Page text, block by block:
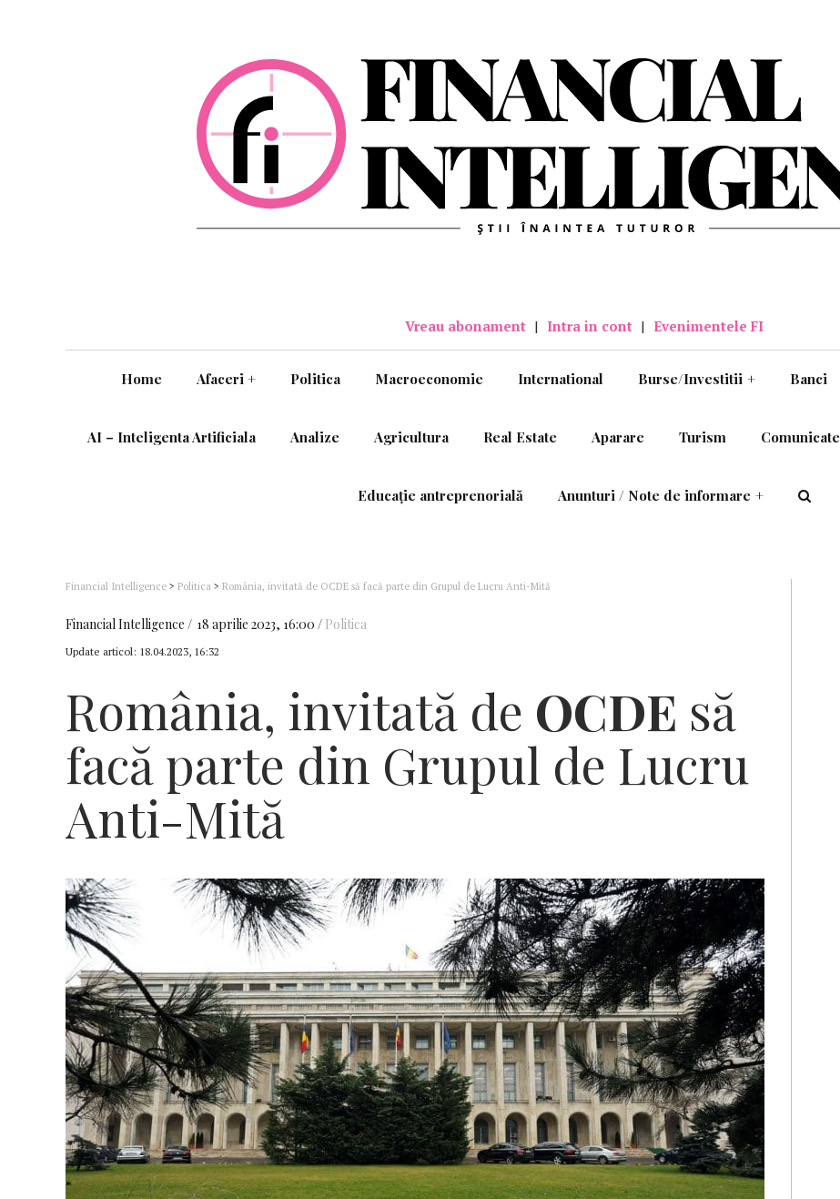
Vreau abonament | Intra in cont | Evenimentele FI
Home Afaceri + Politica Macroeconomie International Burse/Investitii + Banci
AI – Inteligenta Artificiala Analize Agricultura Real Estate Aparare Turism
Educație antreprenorială Anunturi / Note de informare +
Financial Intelligence > Politica > România, invitată de OCDE să facă parte din Grupul de Lucru Anti-Mită
Financial Intelligence 18 aprilie 2023, 16:00 Politica
Update articol: 18.04.2023, 16:32
România, invitată de OCDE să
facă parte din Grupul de Lucru
Anti-Mită